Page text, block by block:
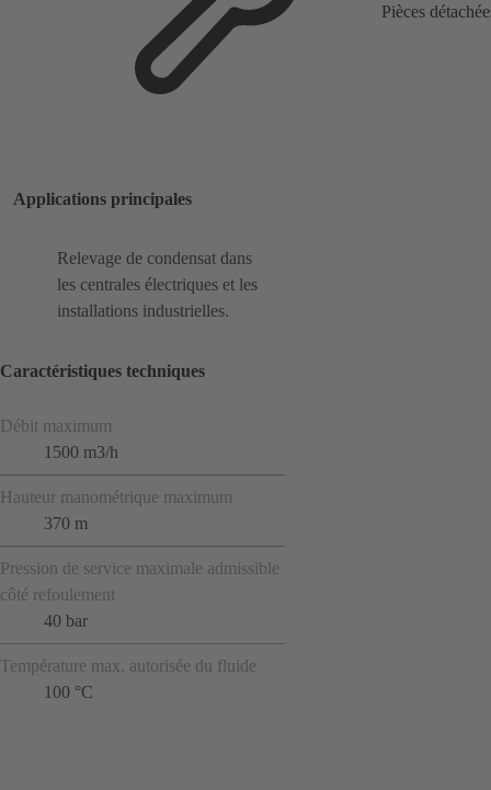
Pièces
Applications principales
Relevage de condensat dans
les centrales électriques et les
installations industrielles.
Caractéristiques techniques
Débit maximum
1500 m3/h
Hauteur manométrique maximum
370 m
Pression de service maximale admissible
côté refoulement
40 bar
Température max. autorisée du fluide
100 °C